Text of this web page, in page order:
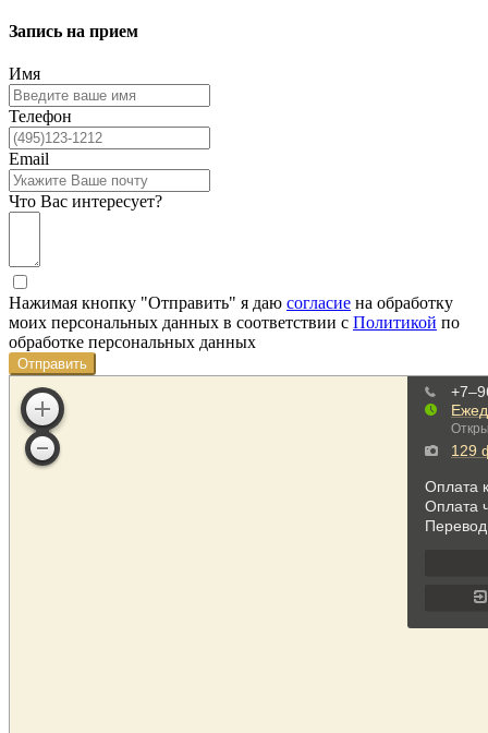
Запись на прием
Имя
Телефон
Email
Что Вас интересует?
Нажимая кнопку "Отправить" я даю согласие на обработку
моих персональных данных в соответствии с Политикой по
обработке персональных данных
Отправить